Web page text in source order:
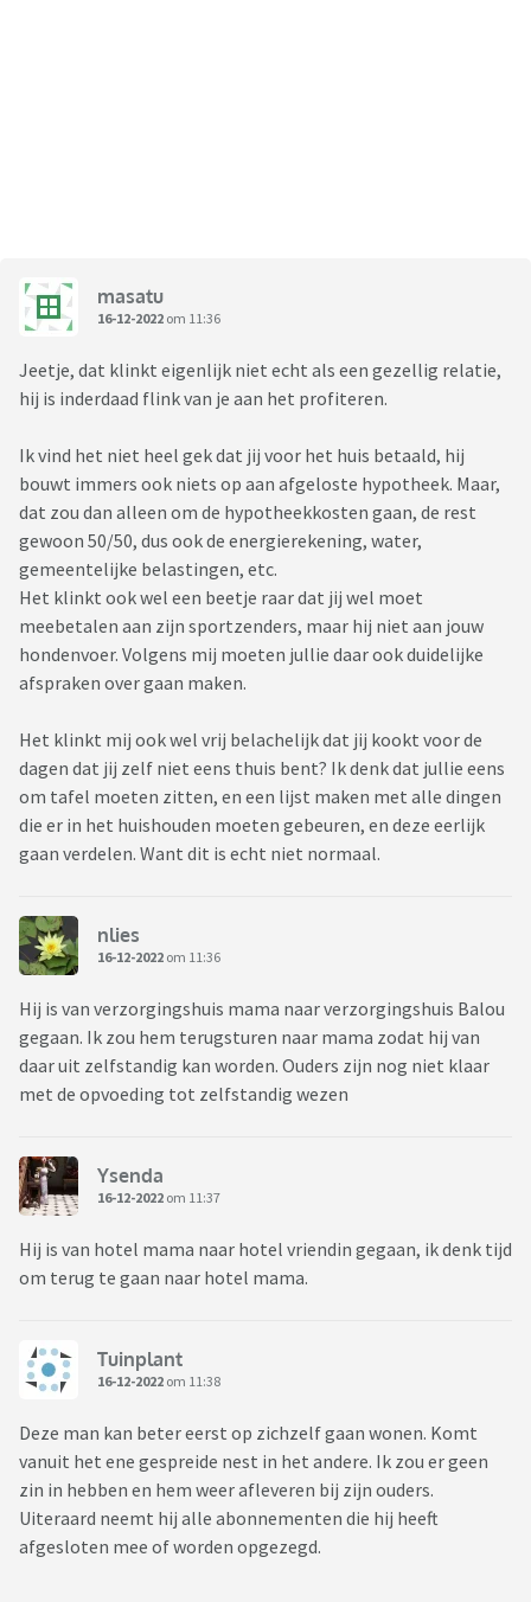
masatu
16-12-2022 om 11:36
Jeetje, dat klinkt eigenlijk niet echt als een gezellig relatie,
hij is inderdaad flink van je aan het profiteren.
Ik vind het niet heel gek dat jij voor het huis betaald, hij
bouwt immers ook niets op aan afgeloste hypotheek. Maar,
dat zou dan alleen om de hypotheekkosten gaan, de rest
gewoon 50/50, dus ook de energierekening, water,
gemeentelijke belastingen, etc.
Het klinkt ook wel een beetje raar dat jij wel moet
meebetalen aan zijn sportzenders, maar hij niet aan jouw
hondenvoer. Volgens mij moeten jullie daar ook duidelijke
afspraken over gaan maken.
Het klinkt mij ook wel vrij belachelijk dat jij kookt voor de
dagen dat jij zelf niet eens thuis bent? Ik denk dat jullie eens
om tafel moeten zitten, en een lijst maken met alle dingen
die er in het huishouden moeten gebeuren, en deze eerlijk
gaan verdelen. Want dit is echt niet normaal.
nlies
16-12-2022 om 11:36
Hij is van verzorgingshuis mama naar verzorgingshuis Balou
gegaan. Ik zou hem terugsturen naar mama zodat hij van
daar uit zelfstandig kan worden. Ouders zijn nog niet klaar
met de opvoeding tot zelfstandig wezen
Ysenda
16-12-2022 om 11:37
Hij is van hotel mama naar hotel vriendin gegaan, ik denk tijd
om terug te gaan naar hotel mama.
Tuinplant
16-12-2022 om 11:38
Deze man kan beter eerst op zichzelf gaan wonen. Komt
vanuit het ene gespreide nest in het andere. Ik zou er geen
zin in hebben en hem weer afleveren bij zijn ouders.
Uiteraard neemt hij alle abonnementen die hij heeft
afgesloten mee of worden opgezegd.